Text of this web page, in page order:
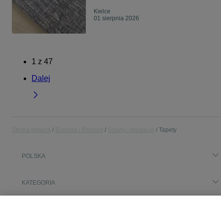
Kielce
01 sierpnia 2026
1 z 47
Dalej
Tapety
POLSKA
KATEGORIA